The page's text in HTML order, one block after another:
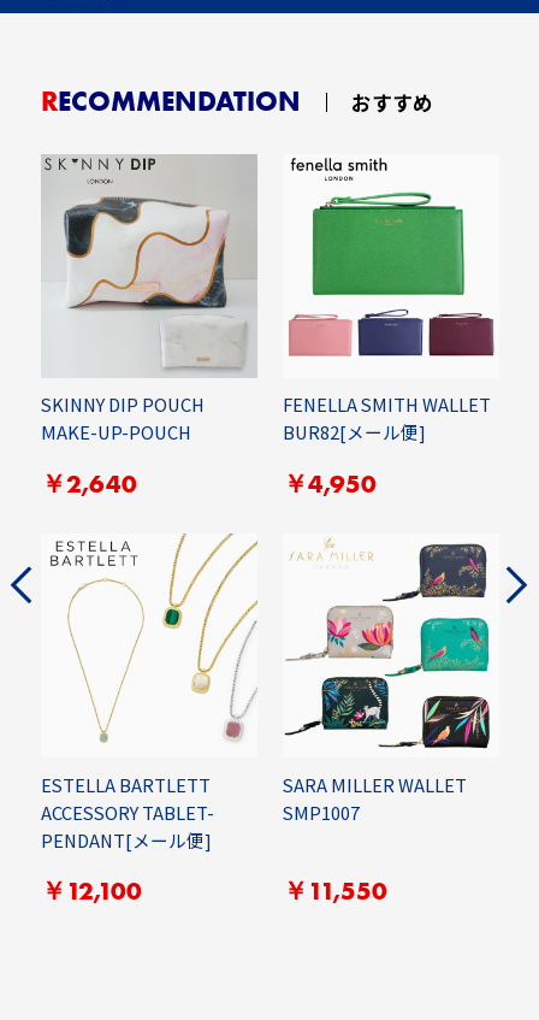
RECOMMENDATION おすすめ
SKINNY DIP POUCH
MAKE-UP-POUCH
￥2,640
FENELLA SMITH WALLET
BUR82[メール便]
￥4,950
ESTELLA BARTLETT
ACCESSORY TABLET-
PENDANT[メール便]
￥12,100
SARA MILLER WALLET
SMP1007
￥11,550